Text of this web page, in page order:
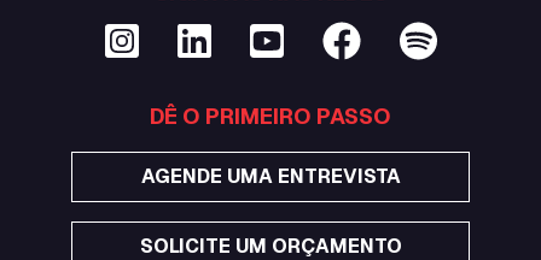
DÊ O PRIMEIRO PASSO
AGENDE UMA ENTREVISTA
SOLICITE UM ORÇAMENTO